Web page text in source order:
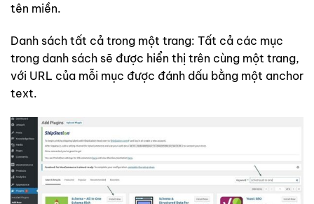
tên miền.
Danh sách tất cả trong một trang: Tất cả các mục
trong danh sách sẽ được hiển thị trên cùng một trang,
với URL của mỗi mục được đánh dấu bằng một anchor
text.